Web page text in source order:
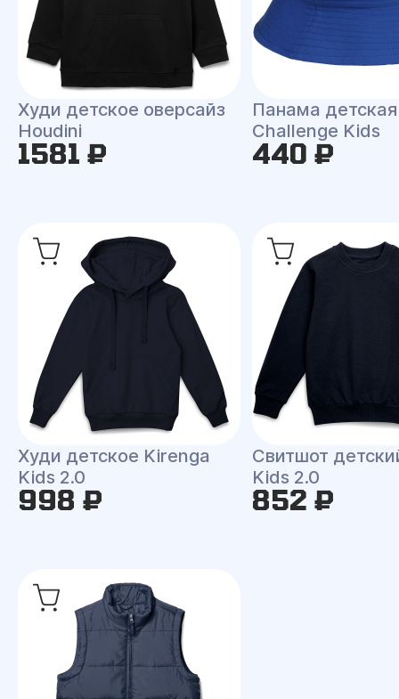
Худи детское оверсайз
Houdini
1581 ₽
Панама детская
Challenge Kids
440 ₽
Худи детское Kirenga
Kids 2.0
998 ₽
Свитшот
Kids 2.0
852 ₽